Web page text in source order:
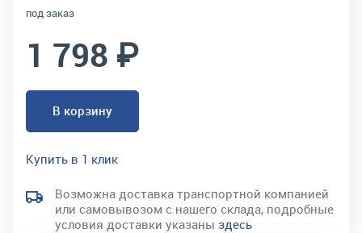
под заказ
1 798 ₽
В корзину
Купить в 1 клик
Возможна доставка транспортной компанией
или самовывозом с нашего склада, подробные
условия доставки указаны здесь